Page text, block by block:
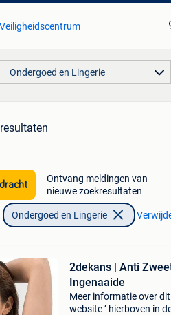
Veiligheidscentrum
Ondergoed en Lingerie
Ontvang meldingen van
nieuwe zoekresultaten
Ondergoed en Lingerie
2dekans | Anti
Ingenaaide
Meer informatie over
website ’ hierboven in